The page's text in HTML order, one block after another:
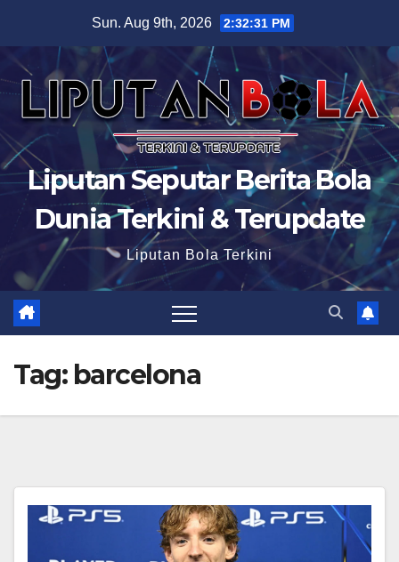
content
Sun. Aug 9th, 2026 2:32:33 PM
Liputan Seputar Berita Bola
Dunia Terkini & Terupdate
Liputan Bola Terkini
Tag: barcelona